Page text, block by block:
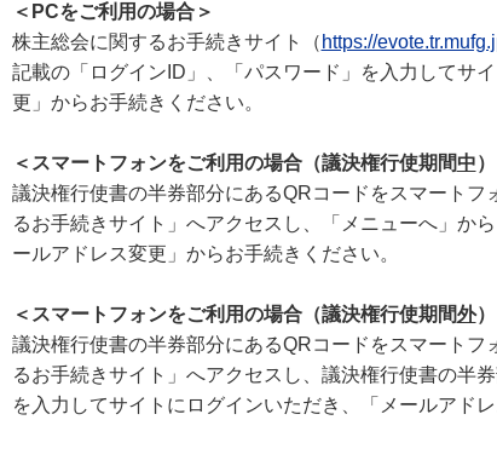
＜PCをご利用の場合＞
株主総会に関するお手続きサイト（ https://
記載の「ログインID」、「パスワード」を入力してサ
更」からお手続きください。
＜スマートフォンをご利用の場合（議決権行使期間中
議決権行使書の半券部分にあるQRコードをスマート
るお手続きサイト」へアクセスし、「メニューへ」か
ールアドレス変更」からお手続きください。
＜スマートフォンをご利用の場合（議決権行使期間外
議決権行使書の半券部分にあるQRコードをスマート
るお手続きサイト」へアクセスし、議決権行使書の半
を入力してサイトにログインいただき、「メールアド